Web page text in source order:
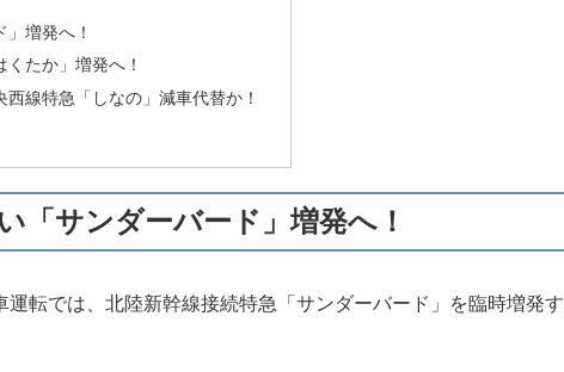
増発へ！
たか」増発へ！
線特急「しなの」減車代替か！
「サンダーバード」増発へ！
転では、北陸新幹線接続特急「サンダーバード」を臨時増発す